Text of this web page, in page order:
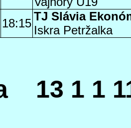
18:15
TJ Slávia
Iskra Petržalka
13 1 1